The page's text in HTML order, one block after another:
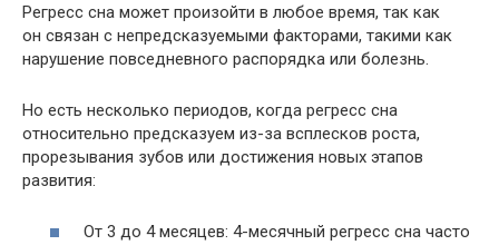
Регресс сна может произойти в любое время, так как
он связан с непредсказуемыми факторами, такими как
нарушение повседневного распорядка или болезнь.
Но есть несколько периодов, когда регресс сна
относительно предсказуем из-за всплесков роста,
прорезывания зубов или достижения новых этапов
развития:
От 3 до 4 месяцев: 4-месячный регресс сна часто